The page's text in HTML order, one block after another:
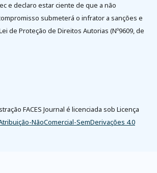
e declaro estar ciente de que a não
submeterá o infrator a sanções e
de Proteção de Direitos Autorias (Nº9609, de
FACES Journal é licenciada sob Licença
NãoComercial-SemDerivações 4.0